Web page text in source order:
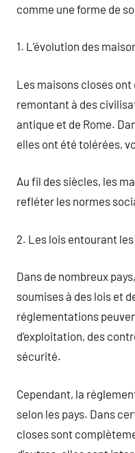
comme une forme de
1. L’évolution des
Les maisons closes
remontant à des
antique et de Rome.
elles ont été tolérées,
Au fil des siècles, les
refléter les normes
2. Les lois entourant
Dans de nombreux
soumises à des lois et
réglementations
d’exploitation, des
sécurité.
Cependant, la
selon les pays. Dans
closes sont